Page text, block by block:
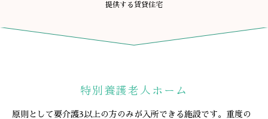
提供する賃貸住宅
特別養護老人ホーム
原則として要介護3以上の方のみが入所できる施設です。重度の